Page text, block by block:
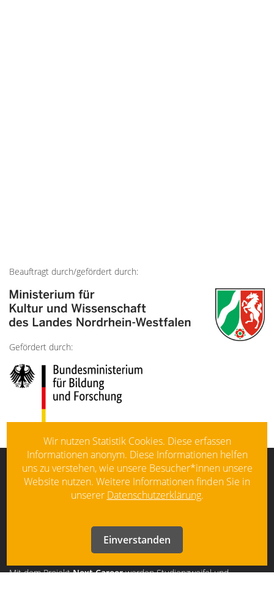
Beauftragt durch/gefördert durch:
Gefördert durch:
KONTAKT
Ministerium für Kultur und Wissenschaft
Mit dem ProjektNext Careerwerden Studienzweifel und
Wir nutzen Statistik Cookies. Diese erfassen
Informationen anonym. Diese Informationen helfen
uns zu verstehen, wie unsere Besucher*innen unsere
Website nutzen. Weitere Informationen finden Sie in
unserer Datenschutzerklärung.
Einverstanden